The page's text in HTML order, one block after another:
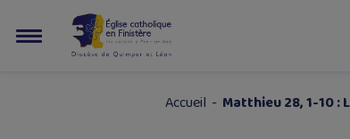
Accueil - Matthieu 28, 1-10 :